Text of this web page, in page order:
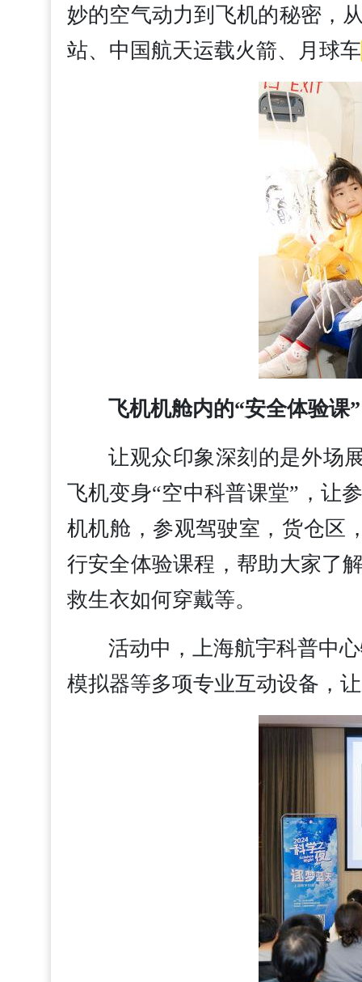
妙的空气动力到飞机的秘密，
站、中国航天运载火箭、月球车
飞机机舱内的“安全体验课”
让观众印象深刻的是外场
飞机变身“空中科普课堂”，让
机机舱，参观驾驶室，货仓区
行安全体验课程，帮助大家了
救生衣如何穿戴等。
活动中，上海航宇科普中
模拟器等多项专业互动设备，